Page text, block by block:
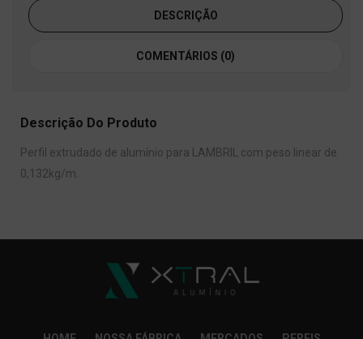
DESCRIÇÃO
COMENTÁRIOS (0)
Descrição Do Produto
Perfil extrudado de alumínio para LAMBRIL com peso linear de
0,132kg/m.